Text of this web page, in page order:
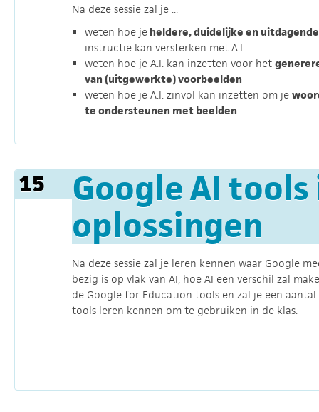
Na deze sessie zal je ...
weten hoe je heldere, duidelijke en uitdagende
instructie kan versterken met A.I.
weten hoe je A.I. kan inzetten voor het
van (uitgewerkte) voorbeelden
weten hoe je A.I. zinvol kan inzetten om je
te ondersteunen met beelden.
15
Google AI
oplossingen
Na deze sessie zal je leren kennen waar Google
bezig is op vlak van AI, hoe AI een verschil zal
de Google for Education tools en zal je een aantal
tools leren kennen om te gebruiken in de klas.